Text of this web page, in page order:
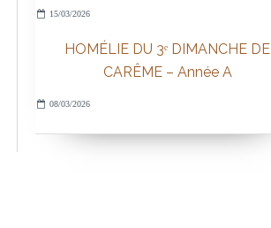
15/03/2026
HOMÉLIE DU 3ᵉ DIMANCHE DE
CARÊME – Année A
08/03/2026